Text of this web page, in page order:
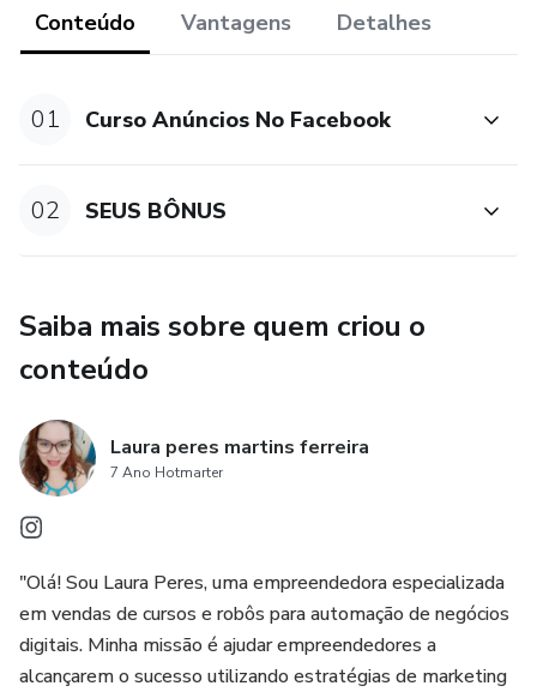
sua aquisição, por meio da plataforma, não podem ser
consideradas como garantia de qualidade de conteúdo e
comprador declara estar ciente dessas informações. Os
antes mesmo da conclusão da compra."
Conteúdo Vantagens Detalhes
01 Curso Anúncios No Facebook
02 SEUS BÔNUS
Saiba mais sobre quem criou o
conteúdo
Laura peres martins ferreira
7 Ano Hotmarter
"Olá! Sou Laura Peres, uma empreendedora especializada
em vendas de cursos e robôs para automação de negócios
digitais. Minha missão é ajudar empreendedores a
alcançarem o sucesso utilizando estratégias de marketing